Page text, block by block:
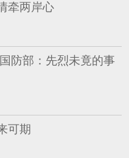
牵两岸心
防部：先烈未竟的事
可期